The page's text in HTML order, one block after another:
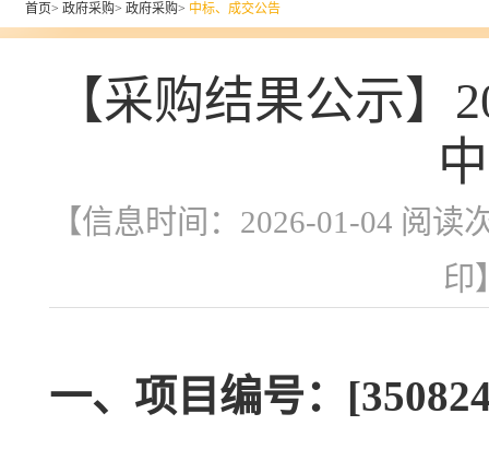
首页> 政府采购> 政府采购> 中标、成交公告
【采购结果公示】
【信息时间：2026-01-04 阅读
印
一、项目编号：